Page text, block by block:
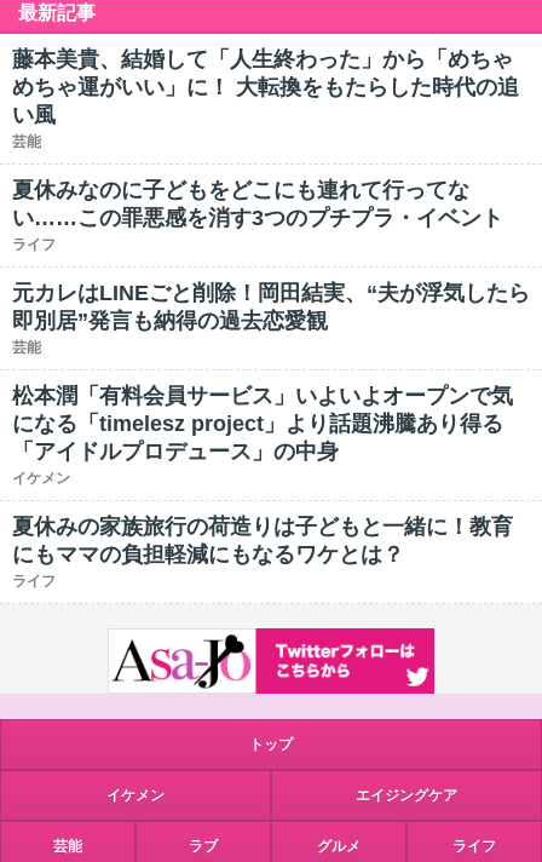
最新記事
藤本美貴、結婚して「人生終わった」から「めちゃ
めちゃ運がいい」に！ 大転換をもたらした時代の追
い風
芸能
夏休みなのに子どもをどこにも連れて行ってな
い……この罪悪感を消す3つのプチプラ・イベント
ライフ
元カレはLINEごと削除！岡田結実、“夫が浮気したら
即別居”発言も納得の過去恋愛観
芸能
松本潤「有料会員サービス」いよいよオープンで気
になる「timelesz project」より話題沸騰あり得る
「アイドルプロデュース」の中身
イケメン
夏休みの家族旅行の荷造りは子どもと一緒に！教育
にもママの負担軽減にもなるワケとは？
ライフ
トップ
イケメン エイジングケア
芸能 ラブ グルメ ライフ